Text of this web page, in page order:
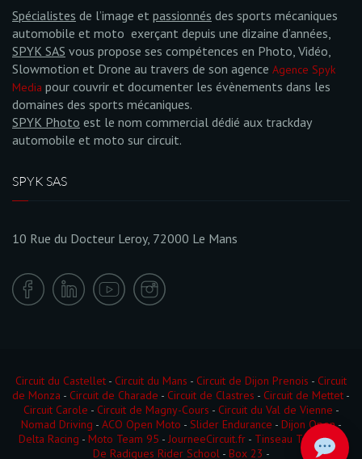
Spécialistes de l’image et passionnés des sports mécaniques
automobile et moto exerçant depuis une dizaine d’années,
SPYK SAS vous propose ses compétences en Photo, Vidéo,
Slowmotion et Drone au travers de son agence Agence Spyk
Media pour couvrir et documenter les évènements dans les
domaines des sports mécaniques.
SPYK Photo est le nom commercial dédié aux trackday
automobile et moto sur circuit.
SPYK SAS
10 Rue du Docteur Leroy, 72000 Le Mans
Circuit du Castellet - Circuit du Mans - Circuit de Dijon Prenois - Circuit
de Monza - Circuit de Charade - Circuit de Clastres - Circuit de Mettet -
Circuit Carole - Circuit de Magny-Cours - Circuit du Val de Vienne -
Nomad Driving - ACO Open Moto - Slider Endurance - Dijon Open-
Delta Racing - Moto Team 95 - JourneeCircuit.fr - Tinseau Test Day
De Radigues Rider School- Box 23 -